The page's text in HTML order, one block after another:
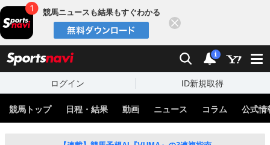
競馬ニュースも結果もすぐわかる
検索 通知
i
ログイン ID新規取得
競馬トップ 日程・結果 動画 ニュース コラム 公式情